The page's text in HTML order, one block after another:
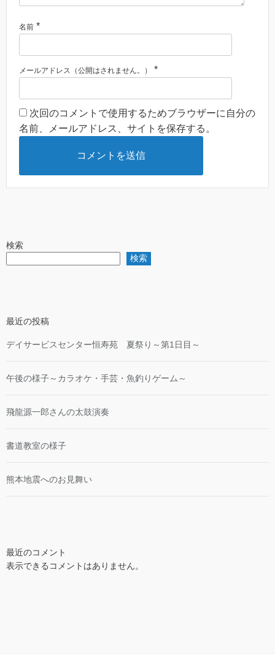
名前 *
メールアドレス（公開はされません。） *
次回のコメントで使用するためブラウザーに自分の
名前、メールアドレス、サイトを保存する。
検索
検索
最近の投稿
デイサービスセンター恒寿苑 夏祭り～第1日目～
午後の様子～カラオケ・手芸・魚釣りゲーム～
飛龍源一郎さんの太鼓演奏
書道教室の様子
熊本地震へのお見舞い
最近のコメント
表示できるコメントはありません。